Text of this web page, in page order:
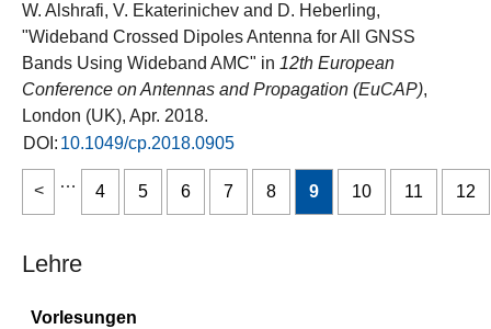
W. Alshrafi, V. Ekaterinichev and D. Heberling,
"Wideband Crossed Dipoles Antenna for All GNSS
Bands Using Wideband AMC" in 12th European
Conference on Antennas and Propagation (EuCAP),
London (UK), Apr. 2018.
DOI: 10.1049/cp.2018.0905
…
4 5 6 7 8 9 10 11 12
Lehre
Vorlesungen